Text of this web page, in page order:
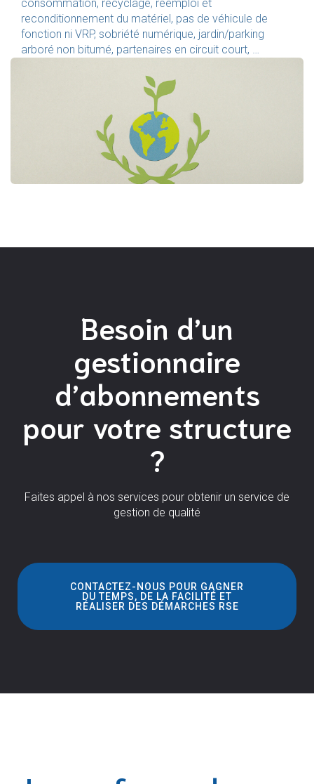
consommation, recyclage, réemploi et
reconditionnement du matériel, pas de véhicule de
fonction ni VRP, sobriété numérique, jardin/parking
arboré non bitumé, partenaires en circuit court, …
Besoin d’un
gestionnaire
d’abonnements
pour votre structure
?
Faites appel à nos services pour obtenir un service de
gestion de qualité
CONTACTEZ-NOUS POUR GAGNER
DU TEMPS, DE LA FACILITÉ ET
RÉALISER DES DÉMARCHES RSE